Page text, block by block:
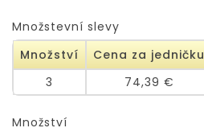
Množstevní slevy
Množství
Cena za jedničku
3
74,39 €
Množství